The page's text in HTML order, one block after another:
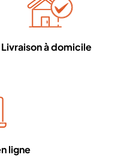
Livraison à domicile
ligne